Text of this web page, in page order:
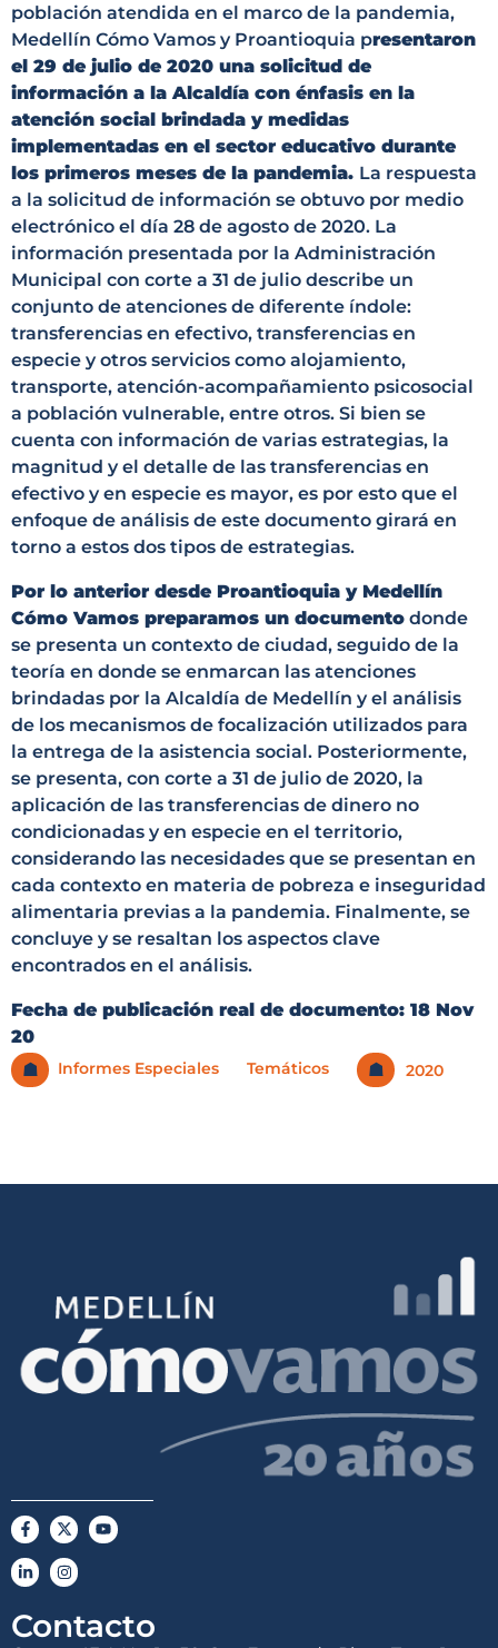
población atendida en el marco de la pandemia,
Medellín Cómo Vamos y Proantioquia presentaron
el 29 de julio de 2020 una solicitud de
información a la Alcaldía con énfasis en la
atención social brindada y medidas
implementadas en el sector educativo durante
los primeros meses de la pandemia. La respuesta
a la solicitud de información se obtuvo por medio
electrónico el día 28 de agosto de 2020. La
información presentada por la Administración
Municipal con corte a 31 de julio describe un
conjunto de atenciones de diferente índole:
transferencias en efectivo, transferencias en
especie y otros servicios como alojamiento,
transporte, atención-acompañamiento psicosocial
a población vulnerable, entre otros. Si bien se
cuenta con información de varias estrategias, la
magnitud y el detalle de las transferencias en
efectivo y en especie es mayor, es por esto que el
enfoque de análisis de este documento girará en
torno a estos dos tipos de estrategias.
Por lo anterior desde Proantioquia y Medellín
Cómo Vamos preparamos un documento donde
se presenta un contexto de ciudad, seguido de la
teoría en donde se enmarcan las atenciones
brindadas por la Alcaldía de Medellín y el análisis
de los mecanismos de focalización utilizados para
la entrega de la asistencia social. Posteriormente,
se presenta, con corte a 31 de julio de 2020, la
aplicación de las transferencias de dinero no
condicionadas y en especie en el territorio,
considerando las necesidades que se presentan en
cada contexto en materia de pobreza e inseguridad
alimentaria previas a la pandemia. Finalmente, se
concluye y se resaltan los aspectos clave
encontrados en el análisis.
Fecha de publicación real de documento: 18 Nov
20
☗
Informes Especiales Temáticos ☗ 2020
Contacto